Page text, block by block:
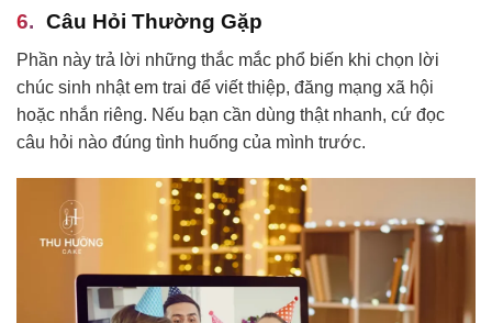
Câu Hỏi Thường Gặp
Phần này trả lời những thắc mắc phổ biến khi chọn lời
chúc sinh nhật em trai để viết thiệp, đăng mạng xã hội
hoặc nhắn riêng. Nếu bạn cần dùng thật nhanh, cứ đọc
câu hỏi nào đúng tình huống của mình trước.